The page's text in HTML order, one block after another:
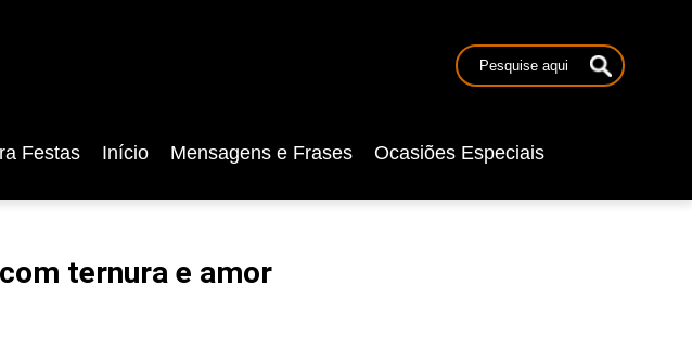
Festas Início Mensagens e Frases Ocasiões Especiais
ternura e amor